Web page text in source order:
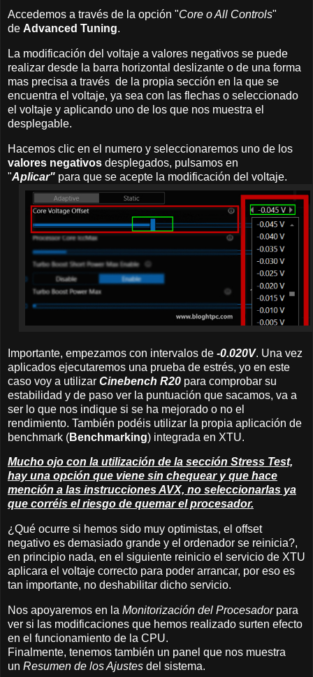
Accedemos a través de la opción "Core o All Controls"
de Advanced Tuning.
La modificación del voltaje a valores negativos se puede
realizar desde la barra horizontal deslizante o de una forma
mas precisa a través de la propia sección en la que se
encuentra el voltaje, ya sea con las flechas o seleccionado
el voltaje y aplicando uno de los que nos muestra el
desplegable.
Hacemos clic en el numero y seleccionaremos uno de los
valores negativos desplegados, pulsamos en
"Aplicar" para que se acepte la modificación del voltaje.
Importante, empezamos con intervalos de -0.020V. Una vez
aplicados ejecutaremos una prueba de estrés, yo en este
caso voy a utilizar Cinebench R20 para comprobar su
estabilidad y de paso ver la puntuación que sacamos, va a
ser lo que nos indique si se ha mejorado o no el
rendimiento. También podéis utilizar la propia aplicación de
benchmark (Benchmarking) integrada en XTU.
Mucho ojo con la utilización de la sección Stress Test,
hay una opción que viene sin chequear y que hace
mención a las instrucciones AVX, no seleccionarlas ya
que corréis el riesgo de quemar el procesador.
¿Qué ocurre si hemos sido muy optimistas, el offset
negativo es demasiado grande y el ordenador se reinicia?,
en principio nada, en el siguiente reinicio el servicio de XTU
aplicara el voltaje correcto para poder arrancar, por eso es
tan importante, no deshabilitar dicho servicio.
Nos apoyaremos en la Monitorización del Procesadorpara
ver si las modificaciones que hemos realizado surten efecto
en el funcionamiento de la CPU.
Finalmente, tenemos también un panel que nos muestra
un Resumen de los Ajustes del sistema.